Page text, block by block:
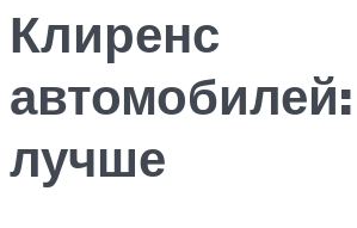
Клиренс
лучше